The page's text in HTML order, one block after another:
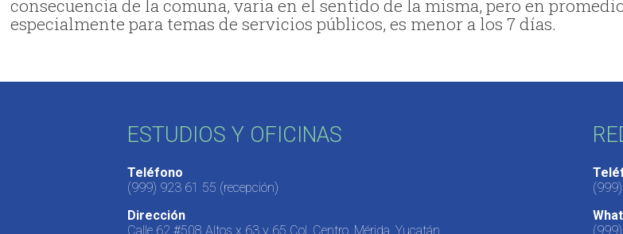
consecuencia de la comuna, varia en el sentido de la misma, pero en
especialmente para temas de servicios públicos, es menor a los 7 días.
ESTUDIOS Y OFICINAS
Teléfono
(999) 923 61 55 (recepción)
Dirección
Calle 62 #508 Altos x 63 y 65 Col. Centro, Mérida, Yucatán,